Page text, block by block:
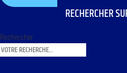
RECHERCHER
Rechercher